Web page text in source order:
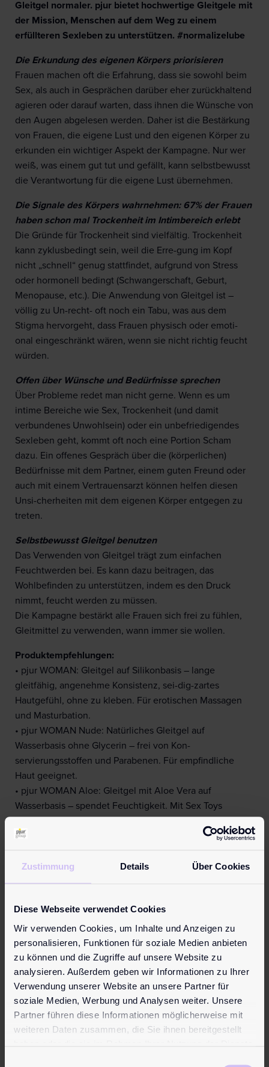
Zustimmung Details Über Cookies
Diese Webseite verwendet Cookies
Wir verwenden Cookies, um Inhalte und Anzeigen zu
personalisieren, Funktionen für soziale Medien anbieten
zu können und die Zugriffe auf unsere Website zu
analysieren. Außerdem geben wir Informationen zu Ihrer
Verwendung unserer Website an unsere Partner für
soziale Medien, Werbung und Analysen weiter. Unsere
Partner führen diese Informationen möglicherweise mit
weiteren Daten zusammen, die Sie ihnen bereitgestellt
Gleitgel normaler. pjur bietet hochwertige Gleitgele mit
der Mission, Menschen auf dem Weg zu einem
erfüllteren Sexleben zu unterstützen. #normalizelube
Die Erkundung des eigenen Körpers priorisieren
Frauen machen oft die Erfahrung, dass sie sowohl beim
Sex, als auch in Gesprächen darüber eher zurückhaltend
agieren oder darauf warten, dass ihnen die Wünsche von
den Augen abgelesen werden. Daher ist die Bestärkung
von Frauen, die eigene Lust und den eigenen Körper zu
erkunden ein wichtiger Aspekt der Kampagne. Nur wer
weiß, was einem gut tut und gefällt, kann selbstbewusst
die Verantwortung für die eigene Lust übernehmen.
Die Signale des Körpers wahrnehmen: 67% der Frauen
haben schon mal Trockenheit im Intimbereich erlebt
Die Gründe für Trockenheit sind vielfältig. Trockenheit
kann zyklusbedingt sein, weil die Erre-gung im Kopf
nicht „schnell“ genug stattfindet, aufgrund von Stress
oder hormonell bedingt (Schwangerschaft, Geburt,
Menopause, etc.). Die Anwendung von Gleitgel ist –
völlig zu Un-recht- oft noch ein Tabu, was aus dem
Stigma hervorgeht, dass Frauen physisch oder emoti-
onal eingeschränkt wären, wenn sie nicht richtig feucht
würden.
Offen über Wünsche und Bedürfnisse sprechen
Über Probleme redet man nicht gerne. Wenn es um
intime Bereiche wie Sex, Trockenheit (und damit
verbundenes Unwohlsein) oder ein unbefriedigendes
Sexleben geht, kommt oft noch eine Portion Scham
dazu. Ein offenes Gespräch über die (körperlichen)
Bedürfnisse mit dem Partner, einem guten Freund oder
auch mit einem Vertrauensarzt können helfen diesen
Unsi-cherheiten mit dem eigenen Körper entgegen zu
treten.
Selbstbewusst Gleitgel benutzen
Das Verwenden von Gleitgel trägt zum einfachen
Feuchtwerden bei. Es kann dazu beitragen, das
Wohlbefinden zu unterstützen, indem es den Druck
nimmt, feucht werden zu müssen.
Die Kampagne bestärkt alle Frauen sich frei zu fühlen,
Gleitmittel zu verwenden, wann immer sie wollen.
Produktempfehlungen:
• pjur WOMAN: Gleitgel auf Silikonbasis – lange
gleitfähig, angenehme Konsistenz, sei-dig-zartes
Hautgefühl, ohne zu kleben. Für erotischen Massagen
und Masturbation.
• pjur WOMAN Nude: Natürliches Gleitgel auf
Wasserbasis ohne Glycerin – frei von Kon-
servierungsstoffen und Parabenen. Für empfindliche
Haut geeignet.
• pjur WOMAN Aloe: Gleitgel mit Aloe Vera auf
Wasserbasis – spendet Feuchtigkeit. Mit Sex Toys
Flecken.
Über pjur (ausgesprochen: pure (engl.) = Reinheit)
Die pjur® group mit Hauptsitz in Wasserbillig, Luxemburg,
ist weltweit auf fünf Kontinenten vertreten. Das Portfolio
umfasst über 60 Produkte in verschiedenen
Produktkategorien, die in mehr als 70 Ländern verkauft
werden. Darunter Gleitgele auf Wasser- und Silikonbasis,
Mas-sagelotionen in der Serie pjur SPA, Produkte für die
Stimulation und Verzögerung, sowie Szene-